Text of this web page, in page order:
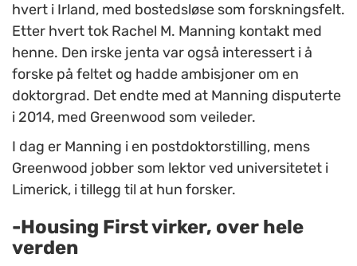
hvert i Irland, med bostedsløse som forskningsfelt.
Etter hvert tok Rachel M. Manning kontakt med
henne. Den irske jenta var også interessert i å
forske på feltet og hadde ambisjoner om en
doktorgrad. Det endte med at Manning disputerte
i 2014, med Greenwood som veileder.
I dag er Manning i en postdoktorstilling, mens
Greenwood jobber som lektor ved universitetet i
Limerick, i tillegg til at hun forsker.
-Housing First virker, over hele
verden